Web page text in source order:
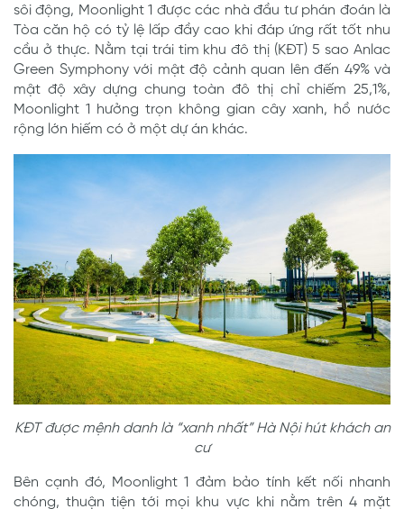
sôi động, Moonlight 1 được các nhà đầu tư phán đoán là
Tòa căn hộ có tỷ lệ lấp đầy cao khi đáp ứng rất tốt nhu
cầu ở thực. Nằm tại trái tim khu đô thị (KĐT) 5 sao Anlac
Green Symphony với mật độ cảnh quan lên đến 49% và
mật độ xây dựng chung toàn đô thị chỉ chiếm 25,1%,
Moonlight 1 hưởng trọn không gian cây xanh, hồ nước
rộng lớn hiếm có ở một dự án khác.
KĐT được mệnh danh là “xanh nhất” Hà Nội hút khách an
cư
Bên cạnh đó, Moonlight 1 đảm bảo tính kết nối nhanh
chóng, thuận tiện tới mọi khu vực khi nằm trên 4 mặt